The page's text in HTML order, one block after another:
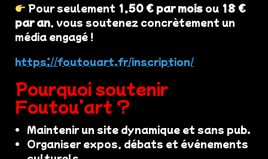
Pour seulement 1,50 € par mois ou 18 €
par an, vous soutenez concrètement un
média engagé !
https://foutouart.fr/inscription/
Pourquoi soutenir
Foutou’art ?
Maintenir un site dynamique et sans pub.
Organiser expos, débats et événements